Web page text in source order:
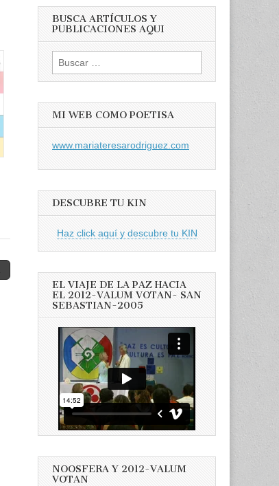
BUSCA ARTÍCULOS Y
PUBLICACIONES AQUI
Buscar:
MI WEB COMO POETISA
www.mariateresarodriguez.com
DESCUBRE TU KIN
Haz click aquí y descubre tu KIN
EL VIAJE DE LA PAZ HACIA
EL 2012-VALUM VOTAN- SAN
SEBASTIAN-2005
NOOSFERA Y 2012-VALUM
VOTAN